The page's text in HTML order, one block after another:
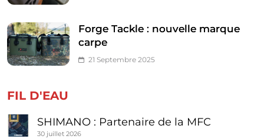
Forge Tackle : nouvelle marque
carpe
21 Septembre 2025
FIL D'EAU
SHIMANO : Partenaire de la MFC
30 juillet 2026